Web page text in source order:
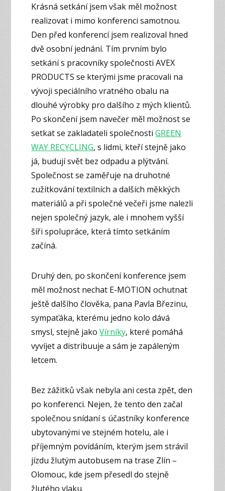
Krásná setkání jsem však měl možnost
realizovat i mimo konferenci samotnou.
Den před konferencí jsem realizoval hned
dvě osobní jednání. Tím prvním bylo
setkání s pracovníky společnosti AVEX
PRODUCTS se kterými jsme pracovali na
vývoji speciálního vratného obalu na
dlouhé výrobky pro dalšího z mých klientů.
Po skončení jsem navečer měl možnost se
setkat se zakladateli společnostiGREEN
WAY RECYCLING, s lidmi, kteří stejně jako
já, budují svět bez odpadu a plýtvání.
Společnost se zaměřuje na druhotné
zužitkování textilních a dalších měkkých
materiálů a při společné večeři jsme nalezli
nejen společný jazyk, ale i mnohem vyšší
šíři spolupráce, která tímto setkáním
začíná.
Druhý den, po skončení konference jsem
měl možnost nechat E-MOTION ochutnat
ještě dalšího člověka, pana Pavla Březinu,
sympaťáka, kterému jedno kolo dává
smysl, stejně jakoVírníky, které pomáhá
vyvíjet a distribuuje a sám je zapáleným
letcem.
Bez zážitků však nebyla ani cesta zpět, den
po konferenci. Nejen, že tento den začal
společnou snídaní s účastníky konference
ubytovanými ve stejném hotelu, ale i
příjemným povídáním, kterým jsem strávil
jízdu žlutým autobusem na trase Zlín –
Olomouc, kde jsem přesedl do stejně
žlutého vlaku.